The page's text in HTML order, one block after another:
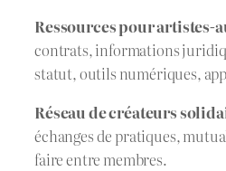
Ressources pour artistes-
contrats, informations
statut, outils numériques,
Réseau de créateurs
échanges de pratiques,
faire entre membres.